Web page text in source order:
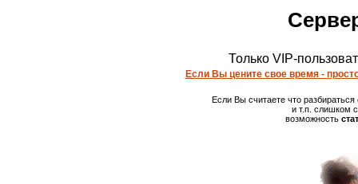
Только VIP-
Если Вы цените свое время -
Если Вы считаете что
и т.п. слишком
возможность